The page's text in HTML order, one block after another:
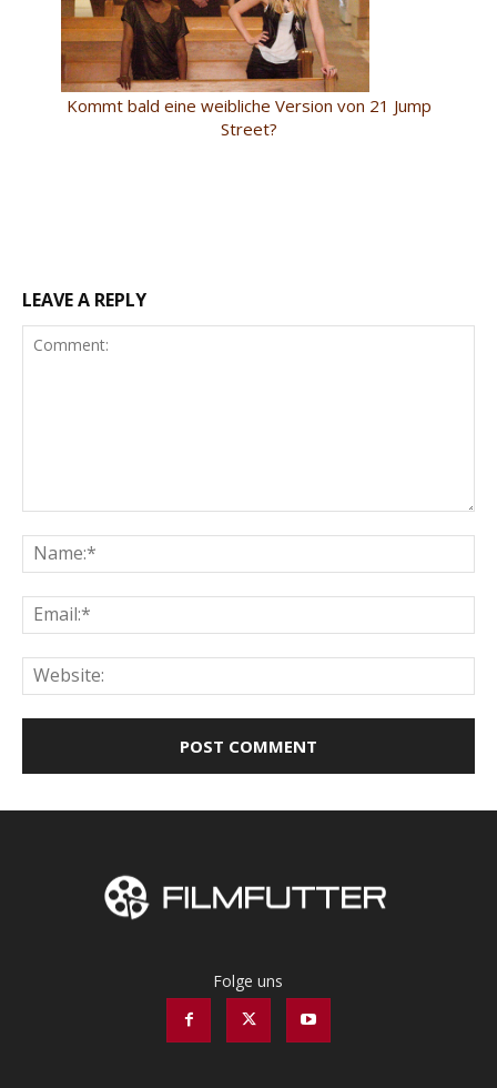
Kommt bald eine weibliche Version von 21 Jump
Street?
LEAVE A REPLY
Folge uns